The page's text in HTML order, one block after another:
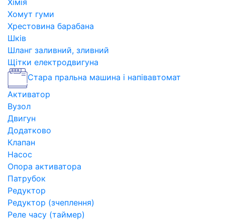
Хімія
Хомут гуми
Хрестовина барабана
Шків
Шланг заливний, зливний
Щітки електродвигуна
Стара пральна машина і напівавтомат
Активатор
Вузол
Двигун
Додатково
Клапан
Насос
Опора активатора
Патрубок
Редуктор
Редуктор (зчеплення)
Реле часу (таймер)